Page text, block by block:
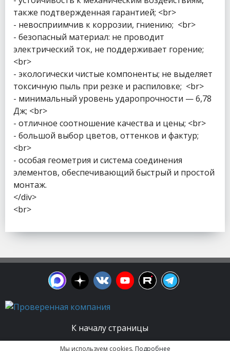
также подтвержденная гарантией; <br>
- невосприимчив к коррозии, гниению; <br>
- безопасный материал: не проводит
электрический ток, не поддерживает горение;
<br>
- экологически чистые компоненты; не выделяет
токсичную пыль при резке и распиловке; <br>
- минимальный уровень ударопрочности — 6,78
Дж; <br>
- отличное соотношение качества и цены; <br>
- большой выбор цветов, оттенков и фактур;
<br>
- особая геометрия и система соединения
элементов, обеспечивающий быстрый и простой
монтаж.
</div>
<br>
К началу страницы
Мы используем cookies. Подробнее